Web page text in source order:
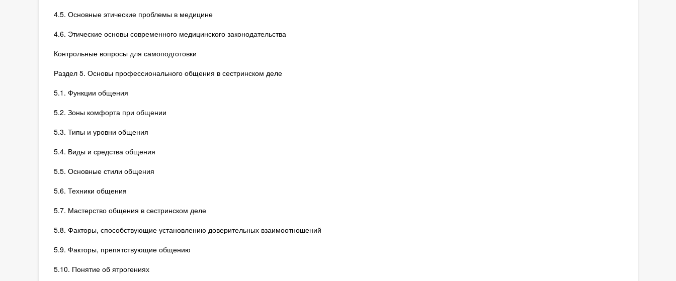
4.5. Основные этические проблемы в медицине
4.6. Этические основы современного медицинского законодательства
Контрольные вопросы для самоподготовки
Раздел 5. Основы профессионального общения в сестринском деле
5.1. Функции общения
5.2. Зоны комфорта при общении
5.3. Типы и уровни общения
5.4. Виды и средства общения
5.5. Основные стили общения
5.6. Техники общения
5.7. Мастерство общения в сестринском деле
5.8. Факторы, способствующие установлению доверительных взаимоотношений
5.9. Факторы, препятствующие общению
5.10. Понятие об ятрогениях